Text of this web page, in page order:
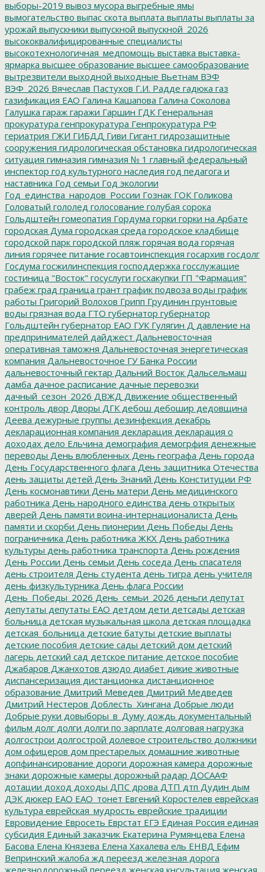
выборы-2019 вывоз мусора выгребные ямы
вымогательство выпас скота выплата выплаты выплаты за
урожай выпускники выпускной выпускной_2026
высококвалифицированные специалисты
высокотехнологичная_медпомощь выставка выставка-
ярмарка высшее образование высшее самообразование
вытрезвители выходной выходные Вьетнам ВЭФ
ВЭФ_2026 Вячеслав Пастухов Г.И. Радде гадюка газ
газификация ЕАО Галина Кашапова Галина Соколова
Галушка гараж гаражи Гаршин ГДК Генеральная
прокуратура генпрокуратура Генпрокуратура РФ
гериатрия ГЖИ ГИБДД Гиви Гигант гидрозащитные
сооружения гидрологическая обстановка гидрологическая
ситуация гимназия гимназия № 1 главный федеральный
инспектор год культурного наследия год педагога и
наставника Год семьи Год экологии
Год_единства_народов_России Гознак ГОК Голикова
Головатый гололед голосование голубая сорока
Гольдштейн гомеопатия Гордума горки горки на Арбате
городская Дума городская среда городское кладбище
городской парк городской пляж горячая вода горячая
линия горячее питание госавтоинспекция госархив госдолг
Госдума госжилинспекция господдержка госслужащие
гостиница "Восток" госуслуги госхакупки ГП "Фармация"
грабеж град граница грант график подвоза воды график
работы Григорий Волохов Грипп Грудинин грунтовые
воды грязная вода ГТО губернатор губернатор
Гольдштейн губернатор ЕАО ГУК Гулягин Д давление на
предпринимателей дайджест Дальневосточная
оперативная таможня Дальневосточная энергетическая
компания Дальневосточное ГУ Банка России
дальневосточный гектар Дальний Восток Дальсельмаш
дамба дачное расписание дачные перевозки
дачный_сезон_2026 ДВЖД Движение общественный
контроль двор Дворы ДГК дебош дебошир дедовщина
Деева дежурные группы дезинфекция декабрь
декларационная компания декларация декларация о
доходах дело Ельчина демография демогрфия денежные
переводы День влюбленных День географа День города
День Государственного флага День защитника Отечества
день защиты детей День Знаний День Конституции РФ
День космонавтики День матери День медицинского
работника День народного единства день открытых
дверей День памяти воина-интернационалиста День
памяти и скорби День пионерии День Победы День
пограничника День работника ЖКХ День работника
культуры день работника транспорта День рождения
День России День семьи День соседа День спасателя
день строителя День студента день тигра день учителя
день физкультурника День флага России
День_Победы_2026 День_семьи_2026 деньги депутат
депутаты депутаты ЕАО детдом дети детсады детская
больница детская музыкальная школа детская площадка
детская_больница детские батуты детские выплаты
детские пособия детские сады детский дом детский
лагерь детский сад детское питание детское пособие
Джабаров Джанхотов дзюдо диабет дикие животные
диспансеризация дистанционка дистанционное
образование Дмитрий Меведев Дмитрий Медведев
Дмитрий Нестеров Доблесть_Хингана Добрые люди
Добрые руки довыборы_в_Думу дождь документальный
фильм долг долги долги по зарплате долговая нагрузка
долгострои долгострой долевое строительство должники
дом офицеров дом престарелых домашние животные
допфинансирование дороги дорожная камера дорожные
знаки дорожные камеры дорожный радар ДОСААФ
дотации доход доходы ДПС дрова ДТП дтп Дудин дым
ДЭК дюкер ЕАО ЕАО_тонет Евгений Коростелев еврейская
культура еврейская_мудрость еврейские традиции
Евровидение Евросеть Еврстат ЕГЭ Единая Россия единая
субсидия Единый заказчик Екатерина Румянцева Елена
Басова Елена Князева Елена Хахалева ель ЕНВД Ефим
Вепринский жалоба жд переезд железная дорога
железнодорожный переезд женская кнсультация женская